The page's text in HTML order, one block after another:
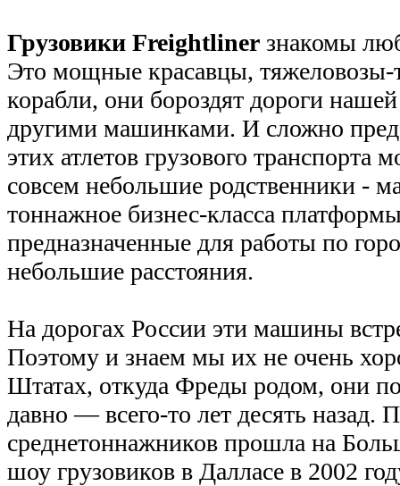
Грузовики Freightliner знакомы
Это мощные красавцы, тяжеловозы-
корабли, они бороздят дороги
другими машинками. И сложно
этих атлетов грузового транспорта
совсем небольшие родственники -
тоннажное бизнес-класса
предназначенные для работы по
небольшие расстояния.
На дорогах России эти машины
Поэтому и знаем мы их не очень
Штатах, откуда Фреды родом, они
давно — всего-то лет десять назад.
среднетоннажников прошла на
шоу грузовиков в Далласе в 2002